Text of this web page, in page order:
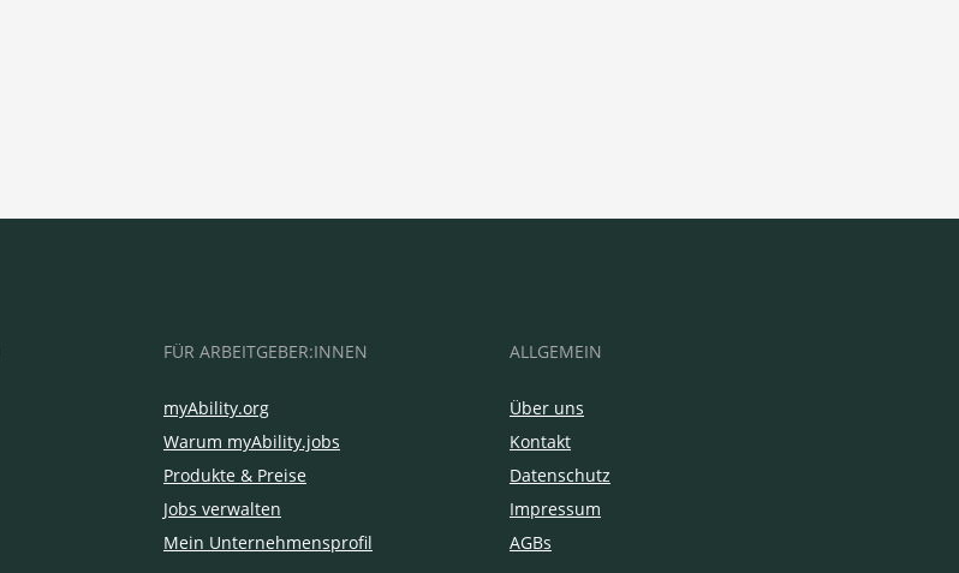
FÜR ARBEITGEBER:INNEN
myAbility.org
Warum myAbility.jobs
Produkte & Preise
Jobs verwalten
Mein Unternehmensprofil
ALLGEMEIN
Über uns
Kontakt
Datenschutz
Impressum
AGBs